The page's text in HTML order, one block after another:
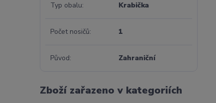
Typ obalu Krabička
Počet nosičů 1
Původ Zahraniční
Zboží zařazeno v kategoriích